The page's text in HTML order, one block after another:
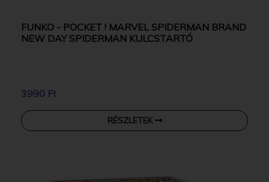
FUNKO - POCKET ! MARVEL SPIDERMAN BRAND
NEW DAY SPIDERMAN KULCSTARTÓ
3990 Ft
RÉSZLETEK